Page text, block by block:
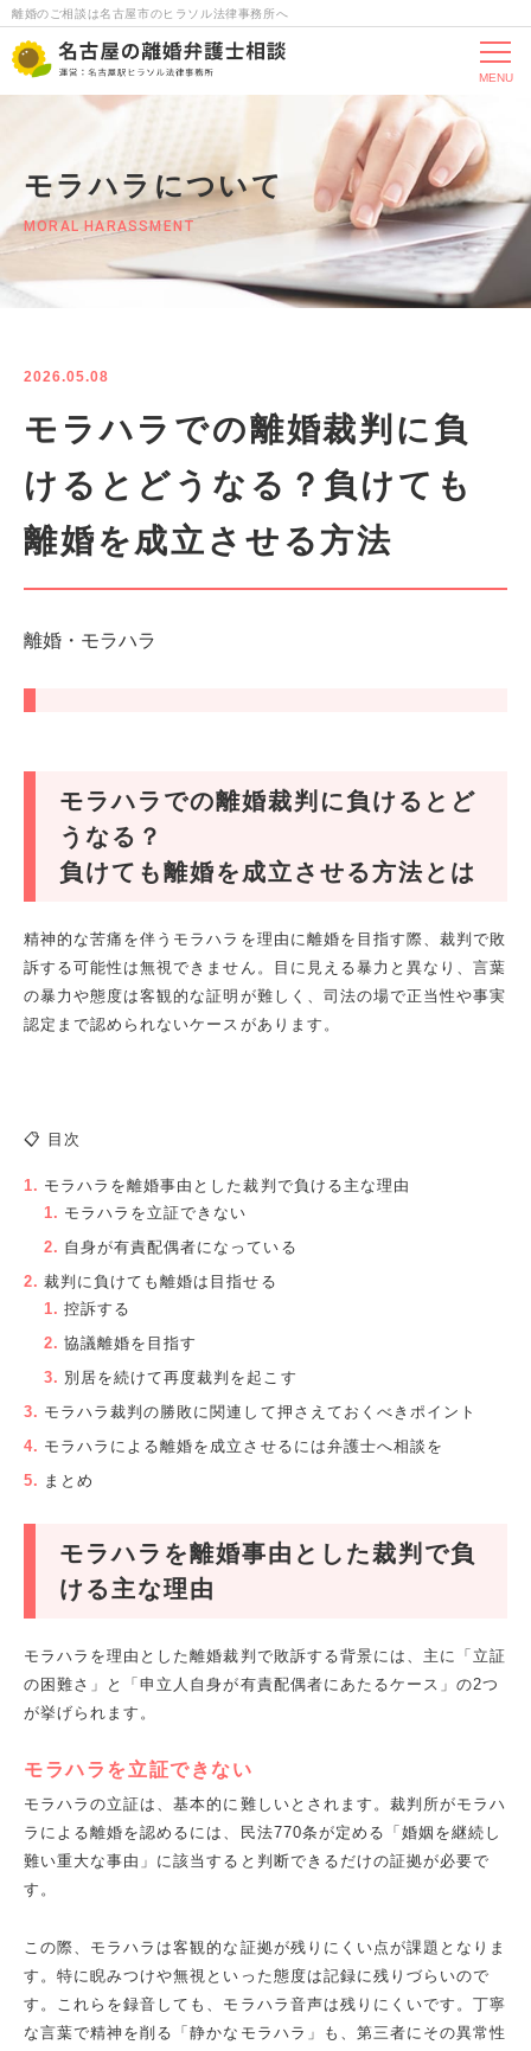
離婚のご相談は名古屋市のヒラソル法律事務所へ
MENU
モラハラについて
MORAL HARASSMENT
2026.05.08
モラハラでの離婚裁判に負
けるとどうなる？負けても
離婚を成立させる方法
離婚・モラハラ
モラハラでの離婚裁判に負けるとど
うなる？
負けても離婚を成立させる方法とは
精神的な苦痛を伴うモラハラを理由に離婚を目指す際、裁判で敗
訴する可能性は無視できません。目に見える暴力と異なり、言葉
の暴力や態度は客観的な証明が難しく、司法の場で正当性や事実
認定まで認められないケースがあります。
📋 目次
モラハラを離婚事由とした裁判で負ける主な理由
モラハラを立証できない
自身が有責配偶者になっている
裁判に負けても離婚は目指せる
控訴する
協議離婚を目指す
別居を続けて再度裁判を起こす
モラハラ裁判の勝敗に関連して押さえておくべきポイント
モラハラによる離婚を成立させるには弁護士へ相談を
まとめ
モラハラを離婚事由とした裁判で負
ける主な理由
モラハラを理由とした離婚裁判で敗訴する背景には、主に「立証
の困難さ」と「申立人自身が有責配偶者にあたるケース」の2つ
が挙げられます。
モラハラを立証できない
モラハラの立証は、基本的に難しいとされます。裁判所がモラハ
ラによる離婚を認めるには、民法770条が定める「婚姻を継続し
難い重大な事由」に該当すると判断できるだけの証拠が必要で
す。
この際、モラハラは客観的な証拠が残りにくい点が課題となりま
す。特に睨みつけや無視といった態度は記録に残りづらいので
す。これらを録音しても、モラハラ音声は残りにくいです。丁寧
な言葉で精神を削る「静かなモラハラ」も、第三者にその異常性